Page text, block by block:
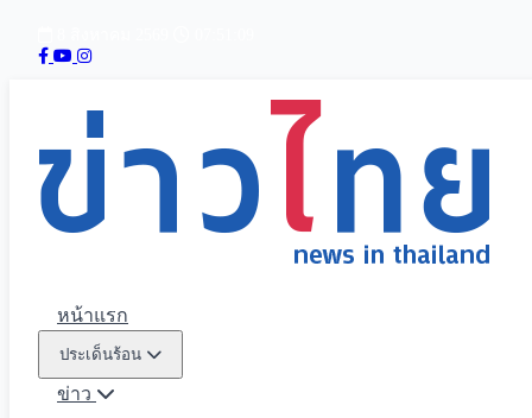
หน้าแรก
ประเด็นร้อน
ข่าว